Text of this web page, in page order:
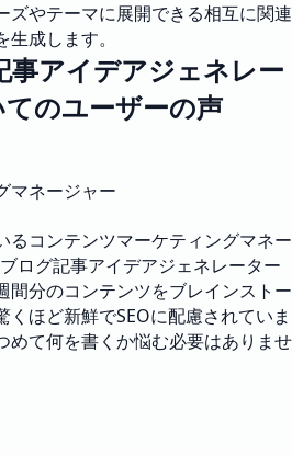
ズやテーマに展開できる相互に関連
成します。
アイデアジェネレー
のユーザーの声
マネージャー
るコンテンツマーケティングマネー
ログ記事アイデアジェネレーター
間分のコンテンツをブレインストー
くほど新鮮でSEOに配慮されていま
めて何を書くか悩む必要はありませ